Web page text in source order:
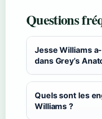
Questions
Jesse Williams
dans Grey’s
Quels sont les
Williams ?